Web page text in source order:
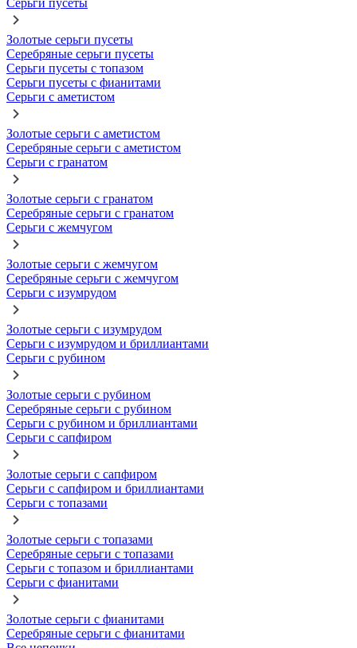
Серьги пусеты
Золотые серьги пусеты
Серебряные серьги пусеты
Серьги пусеты с топазом
Серьги пусеты с фианитами
Серьги с аметистом
Золотые серьги с аметистом
Серебряные серьги с аметистом
Серьги с гранатом
Золотые серьги с гранатом
Серебряные серьги с гранатом
Серьги с жемчугом
Золотые серьги с жемчугом
Серебряные серьги с жемчугом
Серьги с изумрудом
Золотые серьги с изумрудом
Серьги с изумрудом и бриллиантами
Серьги с рубином
Золотые серьги с рубином
Серебряные серьги с рубином
Серьги с рубином и бриллиантами
Серьги с сапфиром
Золотые серьги с сапфиром
Серьги с сапфиром и бриллиантами
Серьги с топазами
Золотые серьги с топазами
Серебряные серьги с топазами
Серьги с топазом и бриллиантами
Серьги с фианитами
Золотые серьги с фианитами
Серебряные серьги с фианитами